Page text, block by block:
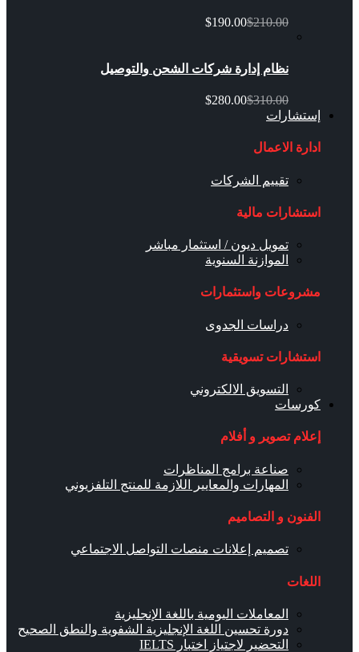
$190.00$210.00
نظام إدارة شركات الشحن والتوصيل
$280.00$310.00
إستشارات
ادارة الاعمال
تقييم الشركات
استشارات مالية
تمويل ديون / استثمار مباشر
الموازنة السنوية
مشروعات واستثمارات
دراسات الجدوى
استشارات تسويقية
التسويق الالكتروني
كورسات
إعلام تصوير و أفلام
صناعة برامج المناظرات
المهارات والمعايير اللازمة للمنتج التلفزيوني
الفنون و التصاميم
تصميم إعلانات منصات التواصل الاجتماعي
اللغات
المعاملات اليومية باللغة الإنجليزية
دورة تحسين اللغة الإنجليزية الشفوية والنطق الصحيح
التحضير لاجتياز اختبار IELTS